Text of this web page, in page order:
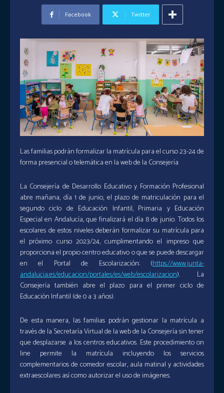
Facebook Twitter
Las familias podrán formalizar la matrícula para el curso 23-24 de
forma presencial o telemática en la web de la Consejería
La Consejería de Desarrollo Educativo y Formación Profesional
abre mañana, día 1 de junio, el plazo de matriculación para el
segundo ciclo de Educación Infantil, Primaria y Educación
Especial en Andalucía, que finalizará el día 8 de junio. Todos los
escolares de estos niveles deberán formalizar su matrícula para
el próximo curso 2023/24, cumplimentando el impreso que
proporciona el propio centro educativo o que se puede descargar
en el Portal de Escolarización: (https://www.junta-
andalucia.es/educacion/portales/es/web/escolarizacion). La
Consejería también abre el plazo para el primer ciclo de
Educación Infantil (de 0 a 3 años).
De esta manera, las familias podrán gestionar la matrícula a
través de la Secretaría Virtual de la web de la Consejería sin tener
que desplazarse a los centros educativos. Este procedimiento on
line permite la matrícula incluyendo los servicios
complementarios de comedor escolar, aula matinal y actividades
extraescolares así como autorizar el uso de imágenes.